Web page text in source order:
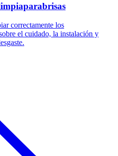
correctamente los
el cuidado, la instalación y